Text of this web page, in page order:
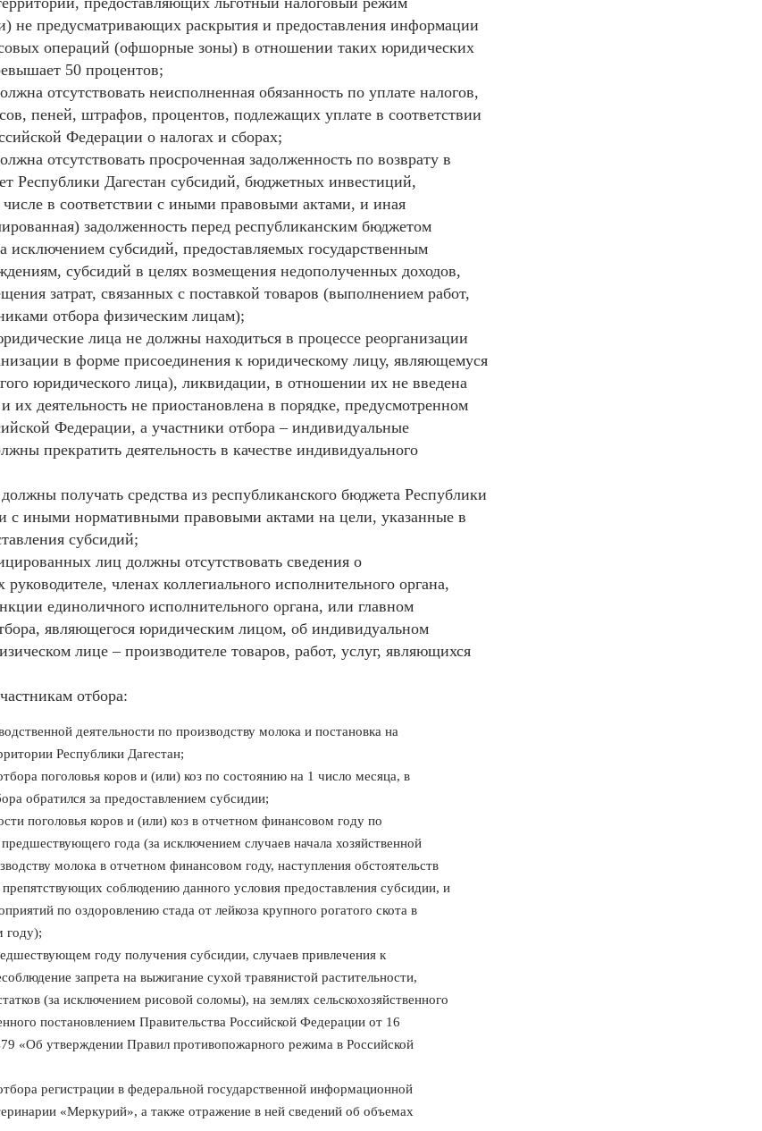
не предусматривающих раскрытия и предоставления информации
операций (офшорные зоны) в отношении таких юридических
50 процентов;
отсутствовать неисполненная обязанность по уплате налогов,
пеней, штрафов, процентов, подлежащих уплате в соответствии
Федерации о налогах и сборах;
отсутствовать просроченная задолженность по возврату в
Республики Дагестан субсидий, бюджетных инвестиций,
в соответствии с иными правовыми актами, и иная
задолженность перед республиканским бюджетом
исключением субсидий, предоставляемых государственным
субсидий в целях возмещения недополученных доходов,
затрат, связанных с поставкой товаров (выполнением работ,
отбора физическим лицам);
лица не должны находиться в процессе реорганизации
в форме присоединения к юридическому лицу, являющемуся
юридического лица), ликвидации, в отношении их не введена
их деятельность не приостановлена в порядке, предусмотренном
Федерации, а участники отбора – индивидуальные
прекратить деятельность в качестве индивидуального
получать средства из республиканского бюджета Республики
с иными нормативными правовыми актами на цели, указанные в
субсидий;
лиц должны отсутствовать сведения о
членах коллегиального исполнительного органа,
единоличного исполнительного органа, или главном
являющегося юридическим лицом, об индивидуальном
лице – производителе товаров, работ, услуг, являющихся
отбора:
деятельности по производству молока и постановка на
Республики Дагестан;
поголовья коров и (или) коз по состоянию на 1 число месяца, в
обратился за предоставлением субсидии;
поголовья коров и (или) коз в отчетном финансовом году по
года (за исключением случаев начала хозяйственной
молока в отчетном финансовом году, наступления обстоятельств
соблюдению данного условия предоставления субсидии, и
по оздоровлению стада от лейкоза крупного рогатого скота в
году);
году получения субсидии, случаев привлечения к
запрета на выжигание сухой травянистой растительности,
(за исключением рисовой соломы), на землях сельскохозяйственного
постановлением Правительства Российской Федерации от 16
«Об утверждении Правил противопожарного режима в Российской
регистрации в федеральной государственной информационной
«Меркурий», а также отражение в ней сведений об объемах